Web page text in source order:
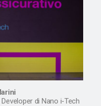
di Nano i-Tech